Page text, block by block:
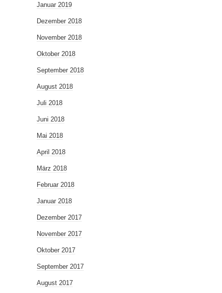
Januar 2019
Dezember 2018
November 2018
Oktober 2018
September 2018
August 2018
Juli 2018
Juni 2018
Mai 2018
April 2018
März 2018
Februar 2018
Januar 2018
Dezember 2017
November 2017
Oktober 2017
September 2017
August 2017